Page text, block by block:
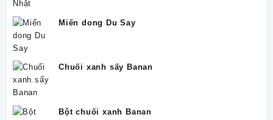
Miến dong Du Say
Chuối xanh sấy Banan
Bột chuối xanh Banan